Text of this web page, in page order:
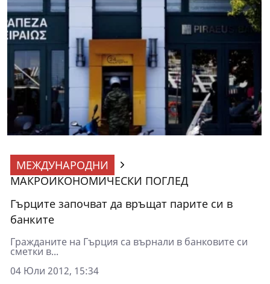
МЕЖДУНАРОДНИ
МАКРОИКОНОМИЧЕСКИ ПОГЛЕД
Гърците започват да връщат парите си в
банките
Гражданите на Гърция са върнали в банковите си
сметки в...
04 Юли 2012, 15:34